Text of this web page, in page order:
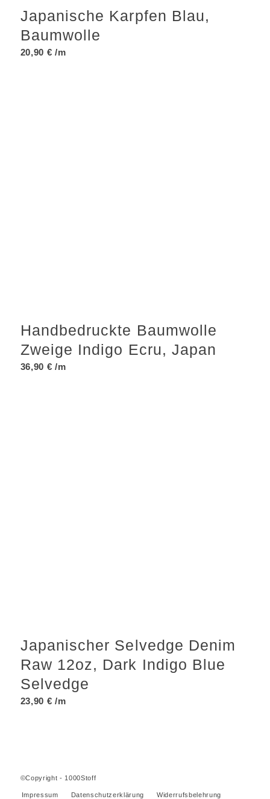
Japanische Karpfen Blau,
Baumwolle
20,90 € /m
Handbedruckte Baumwolle
Zweige Indigo Ecru, Japan
36,90 € /m
Japanischer Selvedge Denim
Raw 12oz, Dark Indigo Blue
Selvedge
23,90 € /m
©Copyright - 1000Stoff
Impressum Datenschutzerklärung Widerrufsbelehrung